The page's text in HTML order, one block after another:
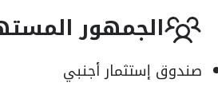
الجمهور
صندوق إستثمار أجنبي